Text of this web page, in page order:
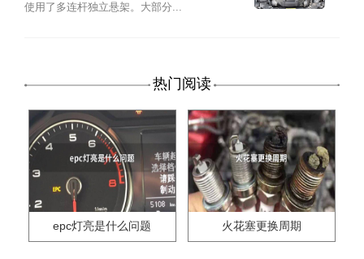
使用了多连杆独立悬架。大部分...
热门阅读
epc灯亮是什么问题 火花塞更换周期